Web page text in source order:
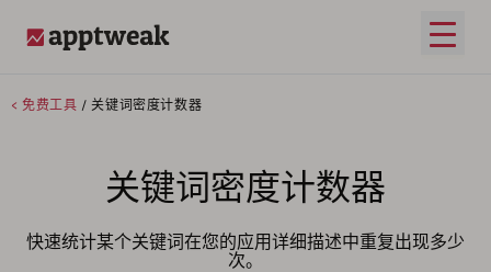
打开
< 免费工具 / 关键词密度计数器
关键词密度计数器
快速统计某个关键词在您的应用详细描述中重复出现多少
次。